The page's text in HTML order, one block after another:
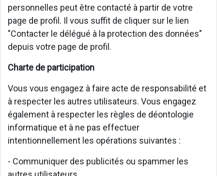
personnelles peut être contacté à partir de votre
page de profil. Il vous suffit de cliquer sur le lien
"Contacter le délégué à la protection des données"
depuis votre page de profil.
Charte de participation
Vous vous engagez à faire acte de responsabilité et
à respecter les autres utilisateurs. Vous engagez
également à respecter les règles de déontologie
informatique et à ne pas effectuer
intentionnellement les opérations suivantes :
- Communiquer des publicités ou spammer les